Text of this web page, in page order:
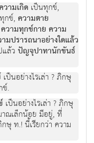
วามเกิด เปนทุกข,
กข, ความตาย
วามทุกขกาย ความ
มปรารถนาอยางใดแลว
ลว ปญจุปาทานักขันธ
เปนอยางไรเลา ? ภิกษุ
.
เปนอยางไรเลา ? ภิกษุ
เล็กนอย มีอยู, ที่
ษุ ท.! นี้เรียกวา ความ